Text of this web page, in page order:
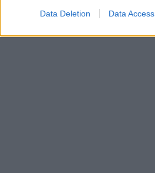
Data Deletion Data Access